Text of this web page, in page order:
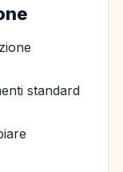
standard